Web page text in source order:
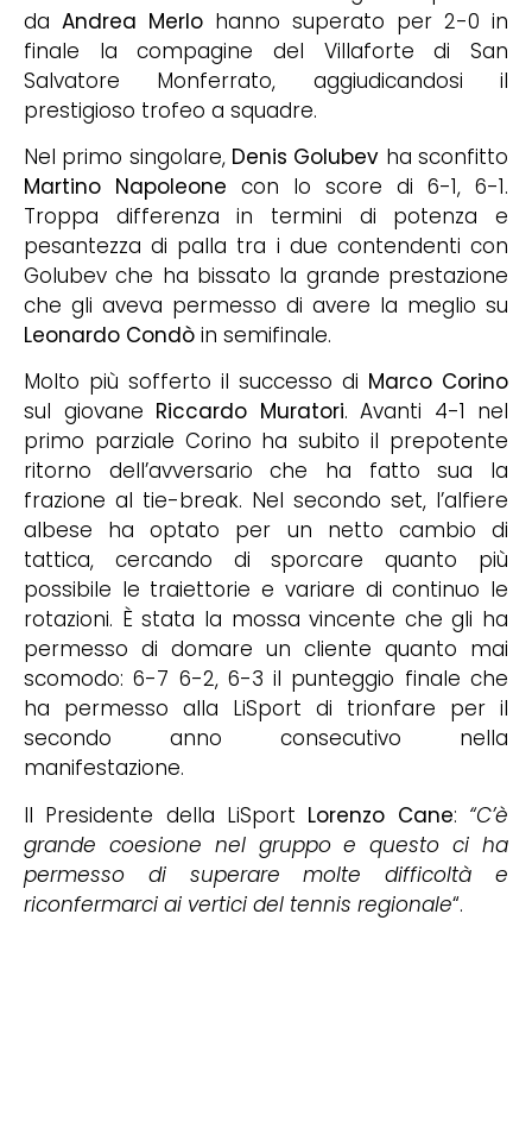
da Andrea Merlo hanno superato per 2-0 in
finale la compagine del Villaforte di San
Salvatore Monferrato, aggiudicandosi il
prestigioso trofeo a squadre.
Nel primo singolare, Denis Golubev ha sconfitto
Martino Napoleone con lo score di 6-1, 6-1.
Troppa differenza in termini di potenza e
pesantezza di palla tra i due contendenti con
Golubev che ha bissato la grande prestazione
che gli aveva permesso di avere la meglio su
Leonardo Condò in semifinale.
Molto più sofferto il successo di Marco Corino
sul giovane Riccardo Muratori. Avanti 4-1 nel
primo parziale Corino ha subito il prepotente
ritorno dell’avversario che ha fatto sua la
frazione al tie-break. Nel secondo set, l’alfiere
albese ha optato per un netto cambio di
tattica, cercando di sporcare quanto più
possibile le traiettorie e variare di continuo le
rotazioni. È stata la mossa vincente che gli ha
permesso di domare un cliente quanto mai
scomodo: 6-7 6-2, 6-3 il punteggio finale che
ha permesso alla LiSport di trionfare per il
secondo anno consecutivo nella
manifestazione.
Il Presidente della LiSport Lorenzo Cane: “C’è
grande coesione nel gruppo e questo ci ha
permesso di superare molte difficoltà e
riconfermarci ai vertici del tennis regionale“.